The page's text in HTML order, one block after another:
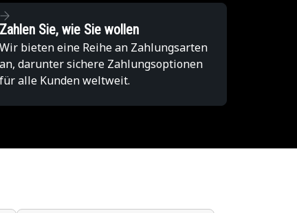
Zahlen Sie, wie Sie wollen
Wir bieten eine Reihe an Zahlungsarten
an, darunter sichere Zahlungsoptionen
für alle Kunden weltweit.